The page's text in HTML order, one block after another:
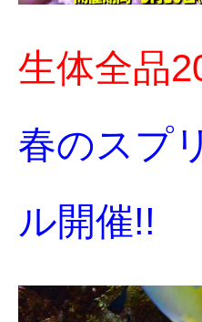
生体全品
春のスプ
ル開催!!